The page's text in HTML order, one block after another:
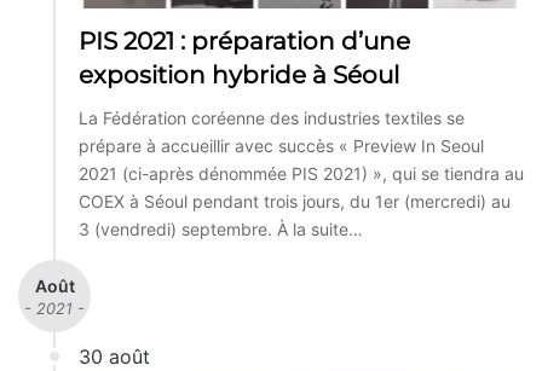
PIS 2021 : préparation d’une
exposition hybride à Séoul
La Fédération coréenne des industries textiles se
prépare à accueillir avec succès « Preview In Seoul
2021 (ci-après dénommée PIS 2021) », qui se tiendra au
COEX à Séoul pendant trois jours, du 1er (mercredi) au
3 (vendredi) septembre. À la suite…
Août
- 2021 -
30 août